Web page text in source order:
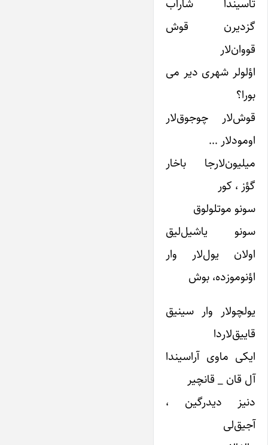
گزدیرن قوش
قووان‌لار
اؤلولر شهری دیر می
بورا؟
قوش‌لار چوجوق‌لار
اومودلار …
میلیون‌لارجا باخار
گؤز ، کور
سونو موتلولوق
سونو یاشیل‌لیق
اولان یول‌لار وار
اؤنوموزده، بوش
یولچولار وار سینیق
قاییق‌لاردا
ایکی ماوی آراسیندا
آل قان _ قانچیر
دنیز دیدرگین ،
آجیق‌لی